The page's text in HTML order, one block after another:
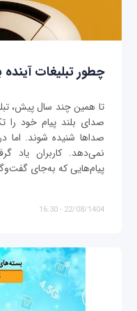
چطور تبلیغات
تا همین چند سال پیش،
صدای بلند پیام خود را
صداها شنیده شوند. اما
نمی‌دهد. کاربران یاد
پیام‌هایی که به‌جای
22/08/1404 - 16:30